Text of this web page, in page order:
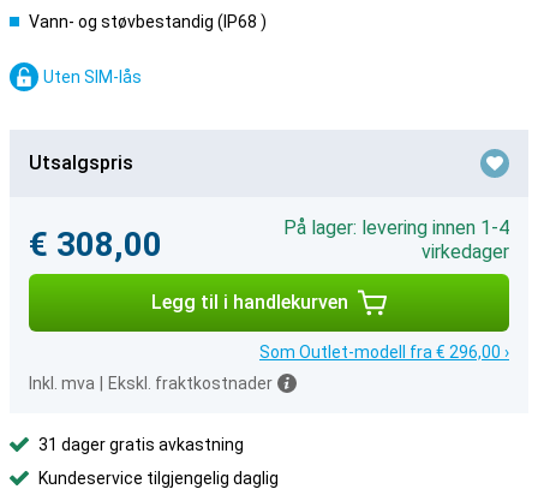
Vann- og støvbestandig (IP68 )
Uten SIM-lås
Utsalgspris
€ 308,00
På lager: levering innen 1-4
virkedager
Legg til i handlekurven
Som Outlet-modell fra € 296,00 ›
Inkl. mva
Ekskl. fraktkostnader
31 dager gratis avkastning
Kundeservice tilgjengelig daglig